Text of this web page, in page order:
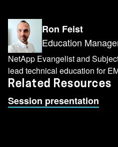
Ron Feist
Education
NetApp Evangelist and
lead technical education for
Related Resources
Session presentation